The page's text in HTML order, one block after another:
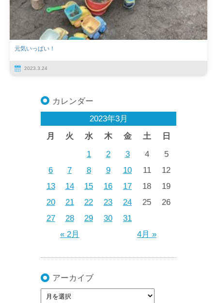
元気いっぱい！
2023.3.24
カレンダー
2023年3月
月
火 水 木 金 土 日
« 2月 4月 »
1 2 3 4
5
6
7 8 9 10 11
12
13
14 15 16 17 18
19
20
21 22 23 24 25
26
27
28 29 30 31
アーカイブ